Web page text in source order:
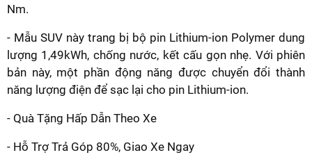
Nm.
- Mẫu SUV này trang bị bộ pin Lithium-ion Polymer dung
lượng 1,49kWh, chống nước, kết cấu gọn nhẹ. Với phiên
bản này, một phần động năng được chuyển đổi thành
năng lượng điện để sạc lại cho pin Lithium-ion.
- Quà Tặng Hấp Dẫn Theo Xe
- Hỗ Trợ Trả Góp 80%, Giao Xe Ngay